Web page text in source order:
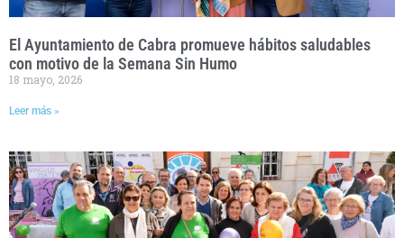
El Ayuntamiento de Cabra promueve hábitos saludables
con motivo de la Semana Sin Humo
18 mayo, 2026
Leer más »